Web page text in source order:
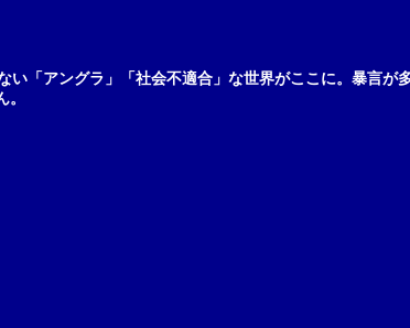
「アングラ」「社会不適合」な世界がここに。暴言が